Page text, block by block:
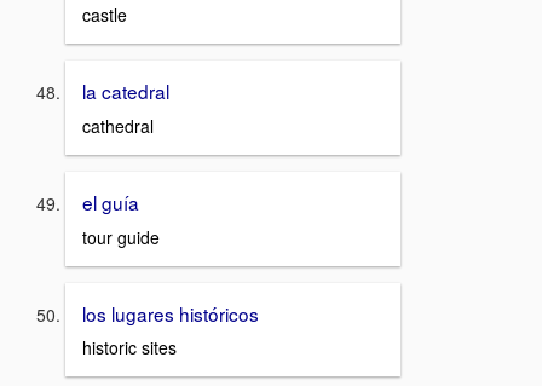
castle
la catedral
cathedral
el guía
tour guide
los lugares históricos
historic sites